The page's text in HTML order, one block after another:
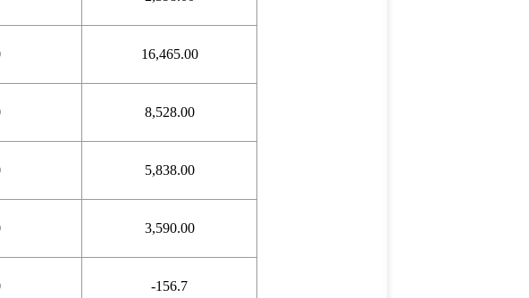
16,465.00
8,528.00
5,838.00
3,590.00
-156.7